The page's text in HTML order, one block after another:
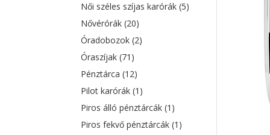
Női széles szíjas karórák(5)
Nővérórák(20)
Óradobozok(2)
Óraszíjak(71)
Pénztárca(12)
Pilot karórák(1)
Piros álló pénztárcák(1)
Piros fekvő pénztárcák(1)